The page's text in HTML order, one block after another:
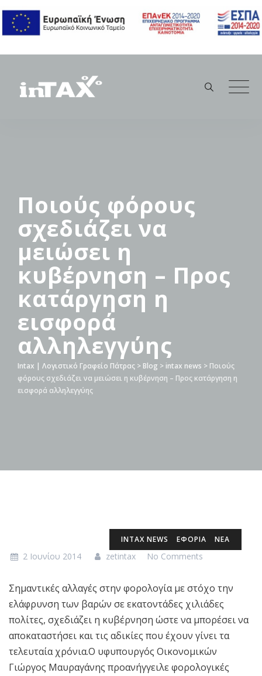
content
Ποιούς φόρους
σχεδιάζει να
μειώσει η
κυβέρνηση – Προς
κατάργηση η
εισφορά
αλληλεγγύης
Intax | Λογιστικό Γραφείο Πάτρας > Blog > intax news > Ποιούς
φόρους σχεδιάζει να μειώσει η κυβέρνηση – Προς κατάργηση η
εισφορά αλληλεγγύης
INTAX NEWS ΕΦΟΡΙΑ ΝΕΑ
2 Ιουνίου 2014 zetintax No Comments
Σημαντικές αλλαγές στην φορολογία με στόχο την
ελάφρυνση των βαρών σε εκατοντάδες χιλιάδες
πολίτες, σχεδιάζει η κυβέρνηση ώστε να μπορέσει να
αποκαταστήσει και τις αδικίες που έχουν γίνει τα
τελευταία χρόνια.Ο υφυπουργός Οικονομικών
Γιώργος Μαυραγάνης προανήγγειλε φορολογικές